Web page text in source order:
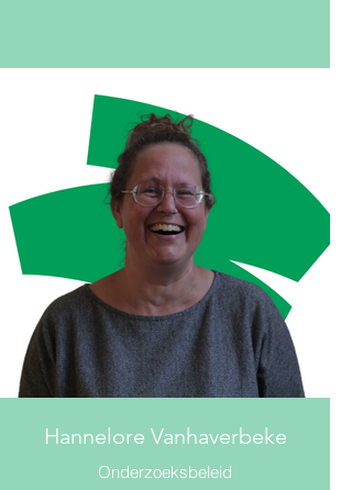
Hannelore Vanhaverbeke
Onderzoeksbeleid